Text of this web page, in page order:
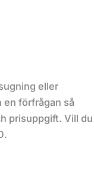
eller
en förfrågan så
prisuppgift. Vill du